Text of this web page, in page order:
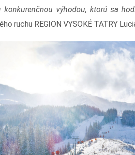
konkurenčnou výhodou, ktorú sa
ruchu REGION VYSOKÉ TATRY